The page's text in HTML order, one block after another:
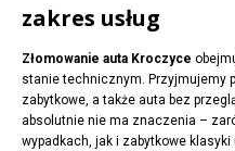
zakres usług
Złomowanie auta Kroczyce
stanie technicznym. Przyjmujemy
zabytkowe, a także auta bez
absolutnie nie ma znaczenia –
wypadkach, jak i zabytkowe